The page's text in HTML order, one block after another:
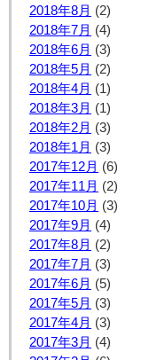
2018年8月 (2)
2018年7月 (4)
2018年6月 (3)
2018年5月 (2)
2018年4月 (1)
2018年3月 (1)
2018年2月 (3)
2018年1月 (3)
2017年12月 (6)
2017年11月 (2)
2017年10月 (3)
2017年9月 (4)
2017年8月 (2)
2017年7月 (3)
2017年6月 (5)
2017年5月 (3)
2017年4月 (3)
2017年3月 (4)